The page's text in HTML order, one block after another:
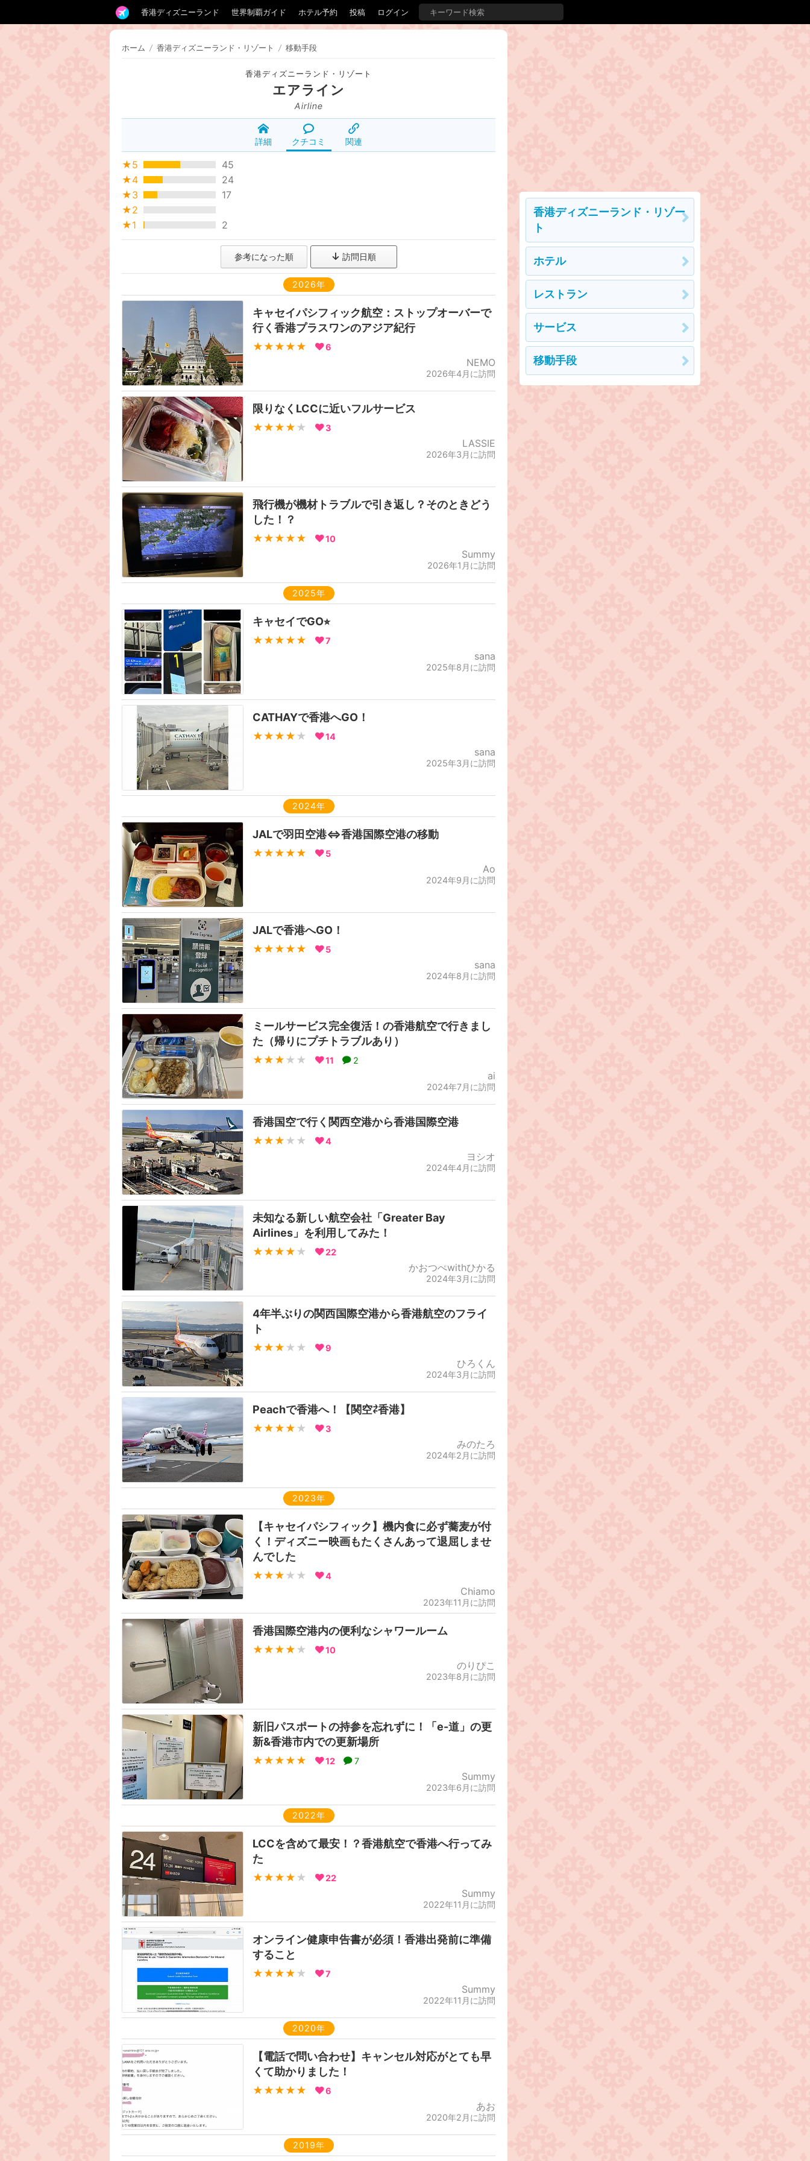
香港ディズニーランド 世界制覇ガイド ホテル予約 投稿 ログイン
ホーム / 香港ディズニーランド・リゾート / 移動手段
香港ディズニーランド・リゾート
エアライン
Airline
詳細 クチコミ 関連
★5
45
★4
24
★3
17
★2
★1
2
参考になった順 訪問日順
2026年
キャセイパシフィック航空：ストップオーバーで
行く香港プラスワンのアジア紀行
★★★★★ 6
NEMO
2026年4月に訪問
限りなくLCCに近いフルサービス
★★★★ ★ 3
LASSIE
2026年3月に訪問
飛行機が機材トラブルで引き返し？そのときどう
した！？
★★★★★ 10
Summy
2026年1月に訪問
2025年
キャセイでGO⭐︎
★★★★★ 7
sana
2025年8月に訪問
CATHAYで香港へGO！
★★★★ ★ 14
sana
2025年3月に訪問
2024年
JALで羽田空港⇔香港国際空港の移動
★★★★★ 5
Ao
2024年9月に訪問
JALで香港へGO！
★★★★★ 5
sana
2024年8月に訪問
ミールサービス完全復活！の香港航空で行きまし
た（帰りにプチトラブルあり）
★★★ ★★ 11 2
ai
2024年7月に訪問
香港国空で行く関西空港から香港国際空港
★★★ ★★ 4
ヨシオ
2024年4月に訪問
未知なる新しい航空会社「Greater Bay
Airlines」を利用してみた！
★★★★ ★ 22
かおつぺwithひかる
2024年3月に訪問
4年半ぶりの関西国際空港から香港航空のフライ
ト
★★★ ★★ 9
ひろくん
2024年3月に訪問
Peachで香港へ！【関空⇄香港】
★★★★ ★ 3
みのたろ
2024年2月に訪問
2023年
【キャセイパシフィック】機内食に必ず蕎麦が付
く！ディズニー映画もたくさんあって退屈しませ
んでした
★★★ ★★ 4
Chiamo
2023年11月に訪問
香港国際空港内の便利なシャワールーム
★★★★ ★ 10
のりぴこ
2023年8月に訪問
新旧パスポートの持参を忘れずに！「e-道」の更
新&香港市内での更新場所
★★★★★ 12 7
Summy
2023年6月に訪問
2022年
LCCを含めて最安！？香港航空で香港へ行ってみ
た
★★★★ ★ 22
Summy
2022年11月に訪問
オンライン健康申告書が必須！香港出発前に準備
すること
★★★★ ★ 7
Summy
2022年11月に訪問
2020年
【電話で問い合わせ】キャンセル対応がとても早
くて助かりました！
★★★★★ 6
あお
2020年2月に訪問
2019年
香港ディズニーランド・リゾー
ト
ホテル
レストラン
サービス
移動手段